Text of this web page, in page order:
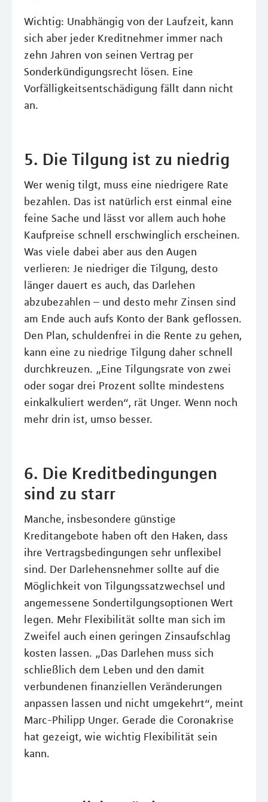
Wichtig: Unabhängig von der Laufzeit, kann
sich aber jeder Kreditnehmer immer nach
zehn Jahren von seinen Vertrag per
Sonderkündigungsrecht lösen. Eine
Vorfälligkeitsentschädigung fällt dann nicht
an.
5. Die Tilgung ist zu niedrig
Wer wenig tilgt, muss eine niedrigere Rate
bezahlen. Das ist natürlich erst einmal eine
feine Sache und lässt vor allem auch hohe
Kaufpreise schnell erschwinglich erscheinen.
Was viele dabei aber aus den Augen
verlieren: Je niedriger die Tilgung, desto
länger dauert es auch, das Darlehen
abzubezahlen – und desto mehr Zinsen sind
am Ende auch aufs Konto der Bank geflossen.
Den Plan, schuldenfrei in die Rente zu gehen,
kann eine zu niedrige Tilgung daher schnell
durchkreuzen. „Eine Tilgungsrate von zwei
oder sogar drei Prozent sollte mindestens
einkalkuliert werden“, rät Unger. Wenn noch
mehr drin ist, umso besser.
6. Die Kreditbedingungen
sind zu starr
Manche, insbesondere günstige
Kreditangebote haben oft den Haken, dass
ihre Vertragsbedingungen sehr unflexibel
sind. Der Darlehensnehmer sollte auf die
Möglichkeit von Tilgungssatzwechsel und
angemessene Sondertilgungsoptionen Wert
legen. Mehr Flexibilität sollte man sich im
Zweifel auch einen geringen Zinsaufschlag
kosten lassen. „Das Darlehen muss sich
schließlich dem Leben und den damit
verbundenen finanziellen Veränderungen
anpassen lassen und nicht umgekehrt“, meint
Marc-Philipp Unger. Gerade die Coronakrise
hat gezeigt, wie wichtig Flexibilität sein
kann.